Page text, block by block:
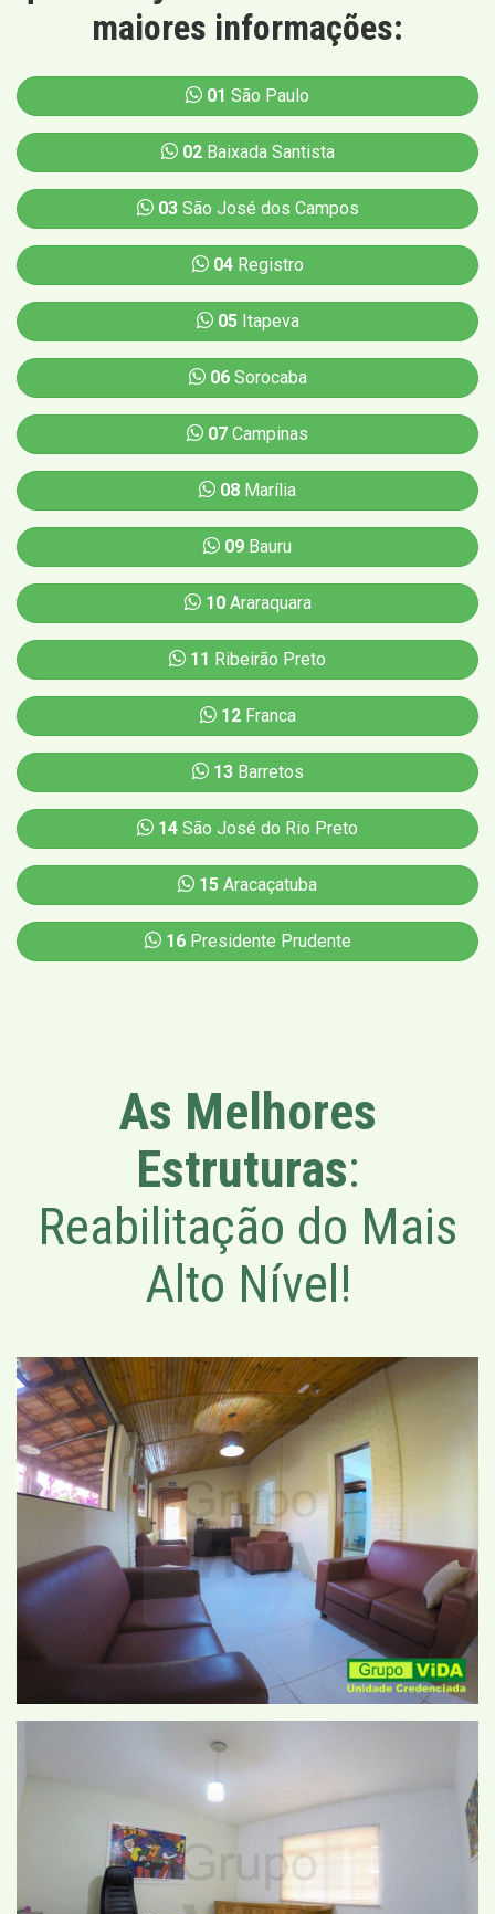
maiores informações:
01 São Paulo
02Baixada Santista
03São José dos Campos
04Registro
05Itapeva
06Sorocaba
07 Campinas
08 Marília
09 Bauru
10Araraquara
11 Ribeirão Preto
12Franca
13Barretos
14 São José do Rio Preto
15 Aracaçatuba
16Presidente Prudente
As Melhores
Estruturas:
Reabilitação do Mais
Alto Nível!